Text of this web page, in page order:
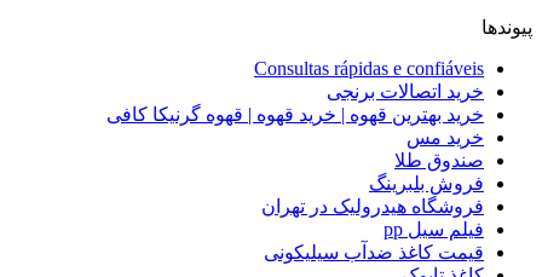
پیوندها
Consultas rápidas e confiáveis
خرید اتصالات برنجی
خرید بهترین قهوه | خرید قهوه | قهوه گرنیکا کافی
خرید مس
صندوق طلا
فروش بلبرینگ
فروشگاه هیدرولیک در تهران
فیلم سیل pp
قیمت کاغذ ضدآب سیلیکونی